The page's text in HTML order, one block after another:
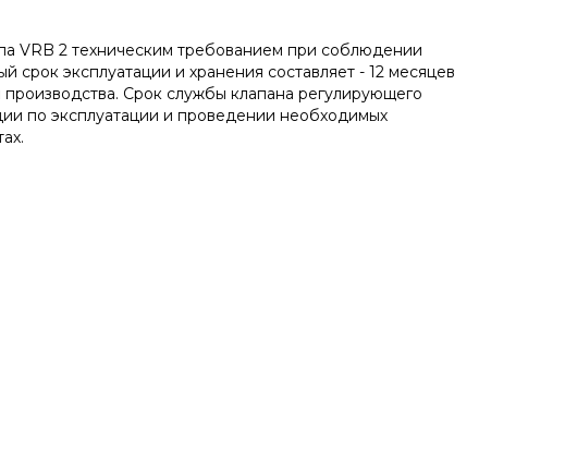
VRB 2 техническим требованием при соблюдении
срок эксплуатации и хранения составляет - 12 месяцев
Срок службы клапана регулирующего
по эксплуатации и проведении необходимых